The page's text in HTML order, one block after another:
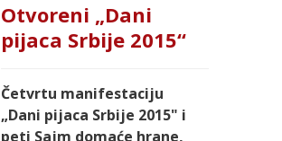
Otvoreni „Dani
pijaca Srbije 2015“
Četvrtu manifestaciju
„Dani pijaca Srbije 2015" i
peti Sajm domaće hrane,